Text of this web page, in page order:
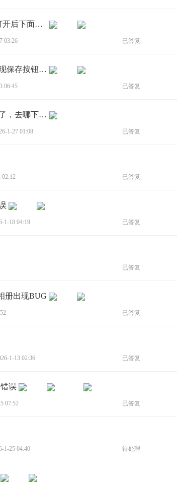
[BUG]系统自带相册（6.0.33.51.5）打开后下面一直有权限提示
03:26 已答复
[BUG]moto相册保存修改的图片不出现保存按钮（系统语言英文时）
06:45 已答复
[BUG]摩托罗拉自带的相册让我卸载了，去哪下载？？
1-27 01:08 已答复
02:12 已答复
1-18 04:19 已答复
已答复
册出现BUG
已答复
1-13 02:36 已答复
误
07:52 已答复
1-25 04:40 待处理